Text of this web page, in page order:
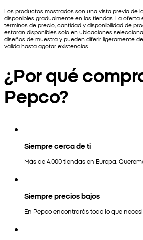
Los productos mostrados son una vista previa de
disponibles gradualmente en las tiendas. La
términos de precio, cantidad y disponibilidad de
estarán disponibles solo en ubicaciones
diseños de muestra y pueden diferir ligeramente
válida hasta agotar existencias.
¿Por qué
Pepco?
Siempre cerca de ti
Más de 4.000 tiendas en Europa.
Siempre precios bajos
En Pepco encontrarás todo lo que